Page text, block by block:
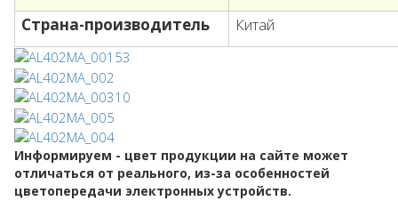
Страна-производитель
Китай
Информируем - цвет продукции на сайте может
отличаться от реального, из-за особенностей
цветопередачи электронных устройств.